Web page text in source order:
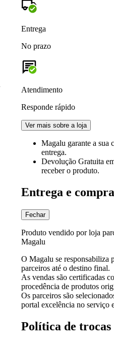
Entrega
No prazo
Atendimento
Responde rápido
Ver mais sobre a loja
Magalu garante a sua
entrega.
Devolução Gratuita
receber o produto.
Entrega e
Fechar
Produto vendido por loja
Magalu
O Magalu se responsabiliza
parceiros até o destino final.
As vendas são certificadas
procedência de produtos
Os parceiros são
portal excelência no serviço
Política de trocas